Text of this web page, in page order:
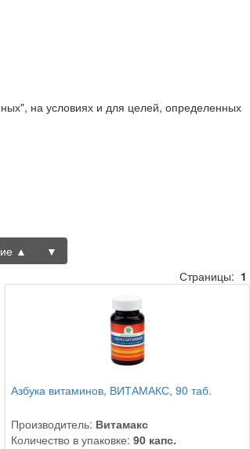
на условиях и для целей, определенных
▲
▼
Страницы: 1
Азбука витаминов, ВИТАМАКС, 90 таб.
Производитель: Витамакс
Количество в упаковке: 90 капс.